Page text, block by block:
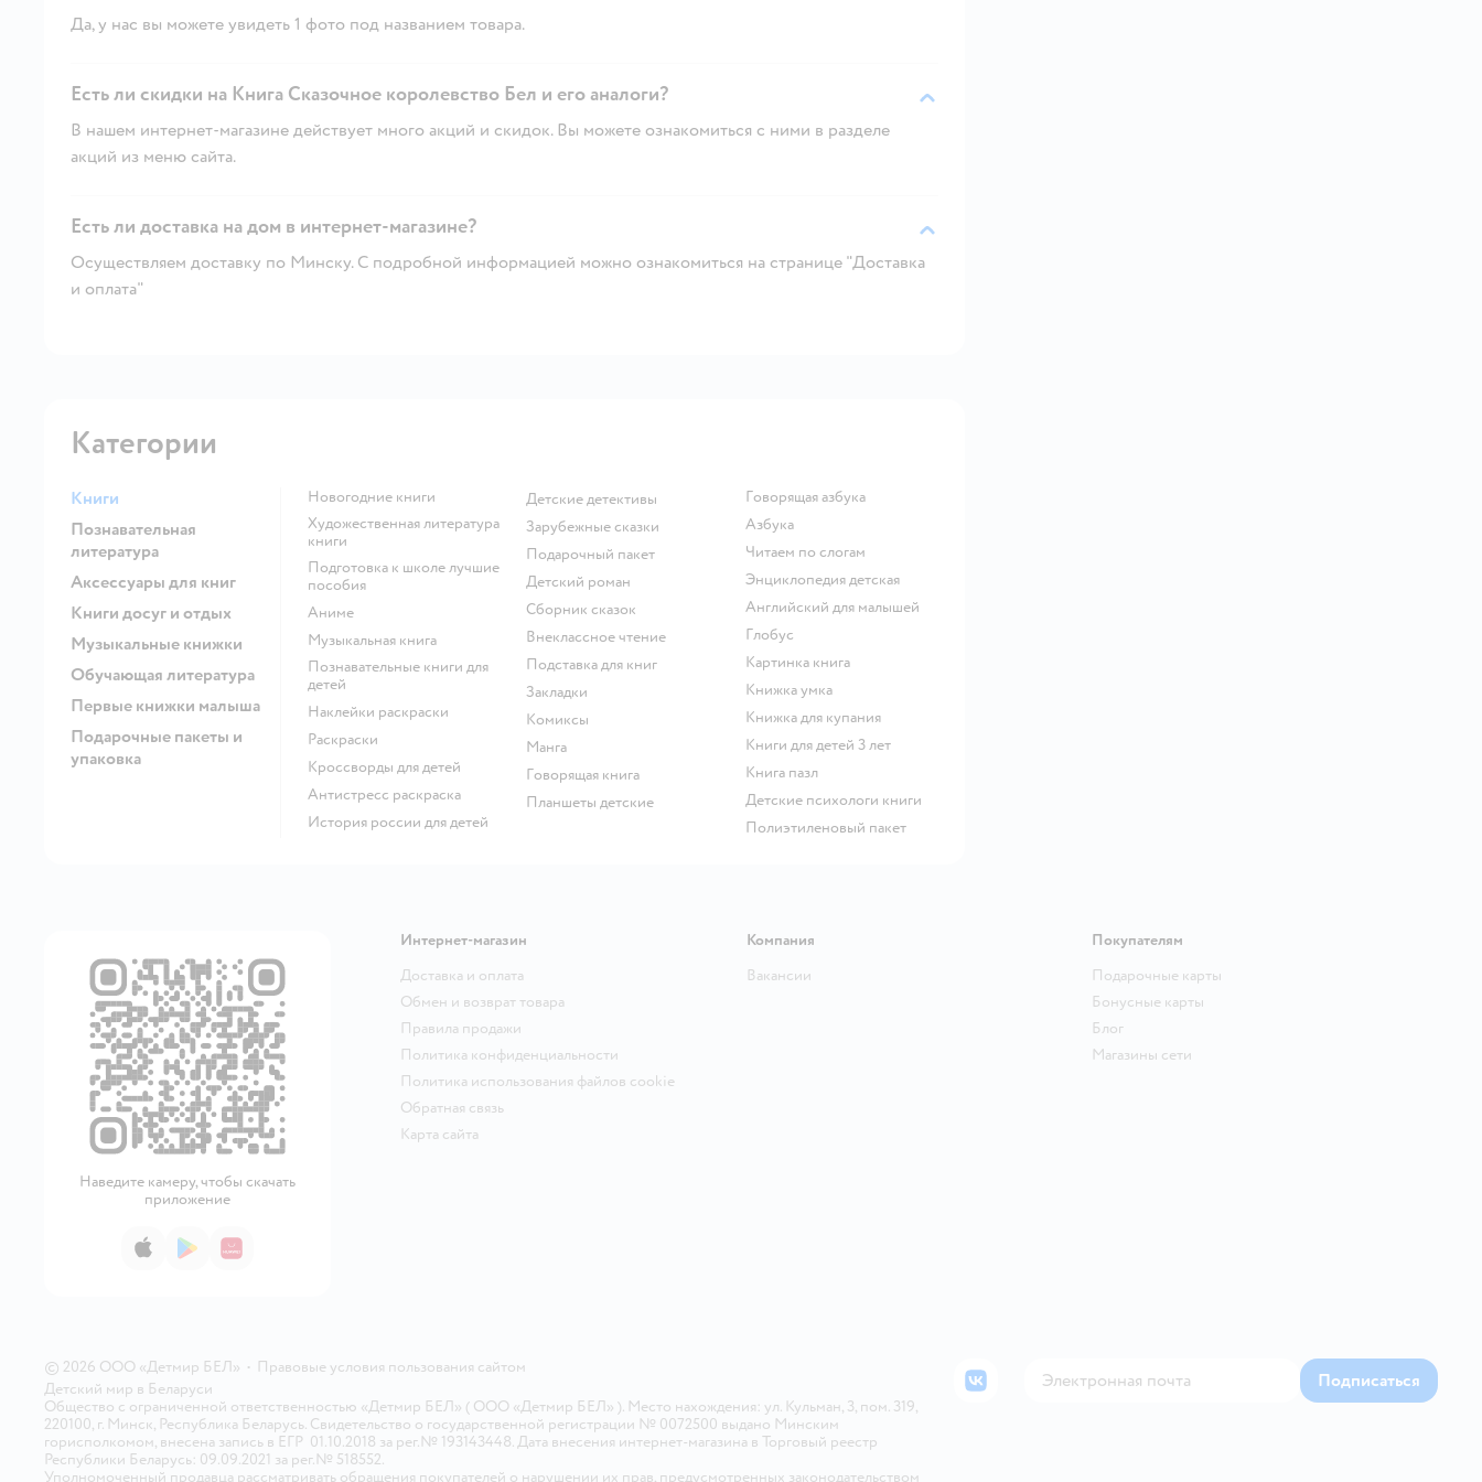
Да, у нас вы можете увидеть 1 фото под названием товара.
Есть ли скидки на Книга Сказочное королевство Бел и его аналоги?
В нашем интернет-магазине действует много акций и скидок. Вы можете ознакомиться с ними в разделе
акций из меню сайта.
Есть ли доставка на дом в интернет-магазине?
Осуществляем доставку по Минску. С подробной информацией можно ознакомиться на странице "Доставка
и оплата"
Категории
Книги
Познавательная
литература
Аксессуары для книг
Книги досуг и отдых
Музыкальные книжки
Обучающая литература
Первые книжки малыша
Подарочные пакеты и
упаковка
новогодние книги
художественная литература
книги
подготовка к школе лучшие
пособия
Аниме
музыкальная книга
познавательные книги для
детей
наклейки раскраски
раскраски
кроссворды для детей
антистресс раскраска
история россии для детей
детские детективы
зарубежные сказки
подарочный пакет
детский роман
сборник сказок
внеклассное чтение
подставка для книг
закладки
комиксы
манга
говорящая книга
Планшеты детские
говорящая азбука
азбука
читаем по слогам
энциклопедия детская
английский для малышей
глобус
картинка книга
книжка умка
книжка для купания
книги для детей 3 лет
книга пазл
детские психологи книги
полиэтиленовый пакет
Наведите камеру, чтобы скачать
приложение
App StoreGoogle PlayAppGallery
Интернет-магазин
Доставка и оплата
Обмен и возврат товара
Правила продажи
Политика конфиденциальности
Политика использования файлов cookie
Обратная связь
Карта сайта
Компания
Вакансии
Покупателям
Подарочные карты
Бонусные карты
Блог
Магазины сети
© 2026 ООО «Детмир БЕЛ» • Правовые условия пользования сайтом
Детский мир в Беларуси
Общество с ограниченной ответственностью «Детмир БЕЛ» ( ООО «Детмир БЕЛ» ). Место нахождения: ул. Кульман, 3, пом. 319,
220100, г. Минск, Республика Беларусь. Свидетельство о государственной регистрации № 0072500 выдано Минским
горисполкомом, внесена запись в ЕГР 01.10.2018 за рег.№ 193143448. Дата внесения интернет-магазина в Торговый реестр
Республики Беларусь: 09.09.2021 за рег.№ 518552.
Уполномоченный продавца рассматривать обращения покупателей о нарушении их прав, предусмотренных законодательством
ВКонтакте Подписаться